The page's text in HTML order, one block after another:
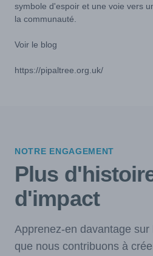
symbole d'espoir et une voie vers
la communauté.
Voir le blog
https://pipaltree.org.uk/
NOTRE ENGAGEMENT
Plus
d'impact
Apprenez-en davantage
que nous contribuons à